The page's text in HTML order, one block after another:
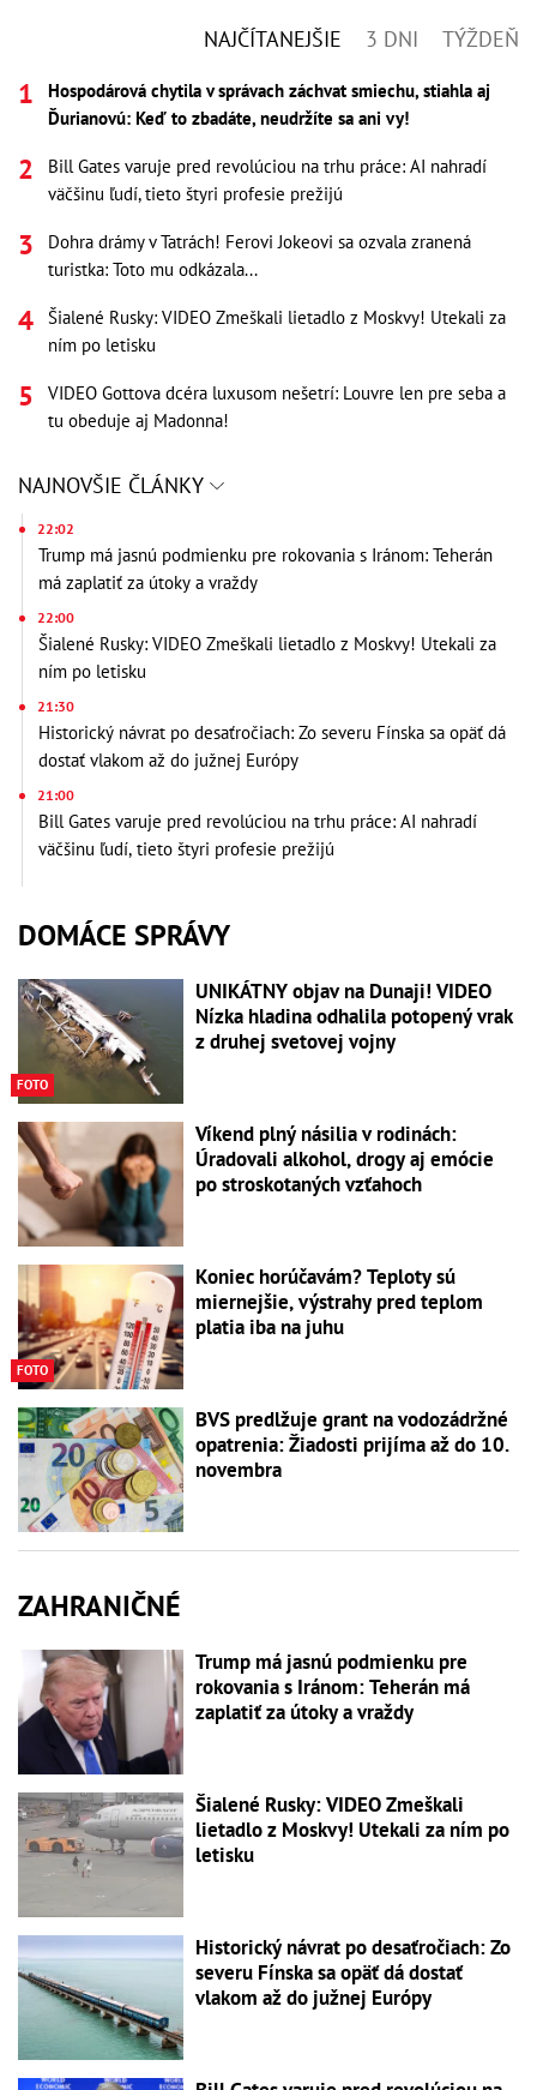
NAJČÍTANEJŠIE 3 DNI TÝŽDEŇ
Hospodárová chytila v správach záchvat smiechu, stiahla aj
Ďurianovú: Keď to zbadáte, neudržíte sa ani vy!
Bill Gates varuje pred revolúciou na trhu práce: AI nahradí
väčšinu ľudí, tieto štyri profesie prežijú
Dohra drámy v Tatrách! Ferovi Jokeovi sa ozvala zranená
turistka: Toto mu odkázala...
Šialené Rusky: VIDEO Zmeškali lietadlo z Moskvy! Utekali za
ním po letisku
VIDEO Gottova dcéra luxusom nešetrí: Louvre len pre seba a
tu obeduje aj Madonna!
NAJNOVŠIE ČLÁNKY
22:02
Trump má jasnú podmienku pre rokovania s Iránom: Teherán
má zaplatiť za útoky a vraždy
22:00
Šialené Rusky: VIDEO Zmeškali lietadlo z Moskvy! Utekali za
ním po letisku
21:30
Historický návrat po desaťročiach: Zo severu Fínska sa opäť dá
dostať vlakom až do južnej Európy
21:00
Bill Gates varuje pred revolúciou na trhu práce: AI nahradí
väčšinu ľudí, tieto štyri profesie prežijú
DOMÁCE SPRÁVY
FOTO
UNIKÁTNY objav na Dunaji! VIDEO
Nízka hladina odhalila potopený vrak
z druhej svetovej vojny
Víkend plný násilia v rodinách:
Úradovali alkohol, drogy aj emócie
po stroskotaných vzťahoch
FOTO
Koniec horúčavám? Teploty sú
miernejšie, výstrahy pred teplom
platia iba na juhu
BVS predlžuje grant na vodozádržné
opatrenia: Žiadosti prijíma až do 10.
novembra
ZAHRANIČNÉ
Trump má jasnú podmienku pre
rokovania s Iránom: Teherán má
zaplatiť za útoky a vraždy
Šialené Rusky: VIDEO Zmeškali
lietadlo z Moskvy! Utekali za ním po
letisku
Historický návrat po desaťročiach: Zo
severu Fínska sa opäť dá dostať
vlakom až do južnej Európy